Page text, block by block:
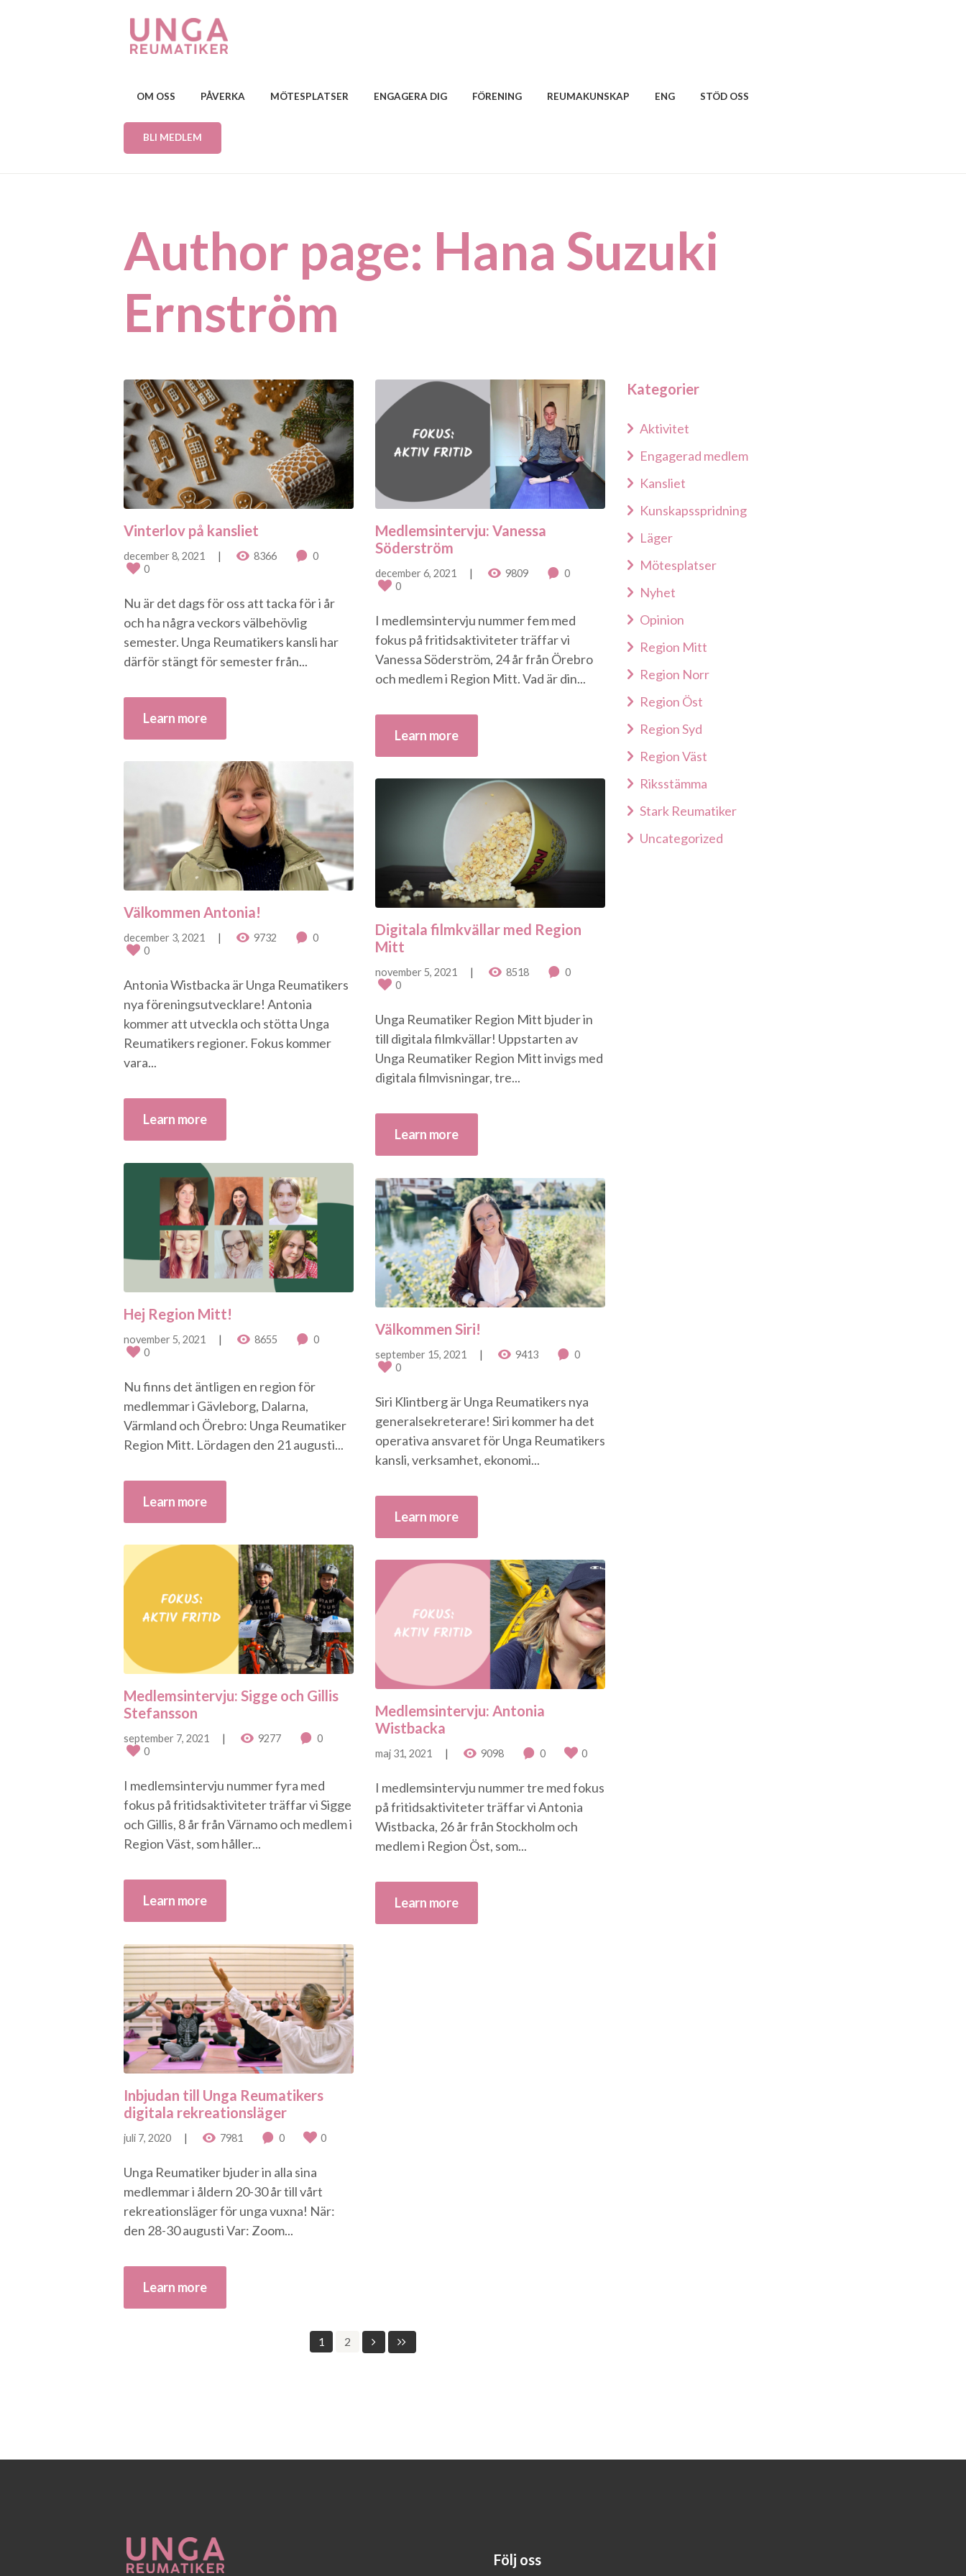
OM OSS PÅVERKA MÖTESPLATSER ENGAGERA DIG FÖRENING REUMAKUNSKAP ENG STÖD OSS
BLI MEDLEM
Author page: Hana Suzuki
Ernström
Vinterlov på kansliet
december 8, 2021 8366
0
0
Nu är det dags för oss att tacka för i år
och ha några veckors välbehövlig
semester. Unga Reumatikers kansli har
därför stängt för semester från...
Learn more
Medlemsintervju: Vanessa
Söderström
december 6, 2021 9809
0
0
I medlemsintervju nummer fem med
fokus på fritidsaktiviteter träffar vi
Vanessa Söderström, 24 år från Örebro
och medlem i Region Mitt. Vad är din...
Learn more
Välkommen Antonia!
december 3, 2021 9732
0
0
Antonia Wistbacka är Unga Reumatikers
nya föreningsutvecklare! Antonia
kommer att utveckla och stötta Unga
Reumatikers regioner. Fokus kommer
vara...
Learn more
Digitala filmkvällar med Region
Mitt
november 5, 2021 8518
0
0
Unga Reumatiker Region Mitt bjuder in
till digitala filmkvällar! Uppstarten av
Unga Reumatiker Region Mitt invigs med
digitala filmvisningar, tre...
Learn more
Hej Region Mitt!
november 5, 2021 8655
0
0
Nu finns det äntligen en region för
medlemmar i Gävleborg, Dalarna,
Värmland och Örebro: Unga Reumatiker
Region Mitt. Lördagen den 21 augusti...
Learn more
Välkommen Siri!
september 15, 2021 9413
0
0
Siri Klintberg är Unga Reumatikers nya
generalsekreterare! Siri kommer ha det
operativa ansvaret för Unga Reumatikers
kansli, verksamhet, ekonomi...
Learn more
Medlemsintervju: Sigge och Gillis
Stefansson
september 7, 2021 9277
0
0
I medlemsintervju nummer fyra med
fokus på fritidsaktiviteter träffar vi Sigge
och Gillis, 8 år från Värnamo och medlem i
Region Väst, som håller...
Learn more
Medlemsintervju: Antonia
Wistbacka
maj 31, 2021 9098 0 0
I medlemsintervju nummer tre med fokus
på fritidsaktiviteter träffar vi Antonia
Wistbacka, 26 år från Stockholm och
medlem i Region Öst, som...
Learn more
Inbjudan till Unga Reumatikers
digitala rekreationsläger
juli 7, 2020 7981 0 0
Unga Reumatiker bjuder in alla sina
medlemmar i åldern 20-30 år till vårt
rekreationsläger för unga vuxna! När:
den 28-30 augusti Var: Zoom...
Learn more
1 2
Kategorier
Aktivitet
Engagerad medlem
Kansliet
Kunskapsspridning
Läger
Mötesplatser
Nyhet
Opinion
Region Mitt
Region Norr
Region Öst
Region Syd
Region Väst
Riksstämma
Stark Reumatiker
Uncategorized
Följ oss